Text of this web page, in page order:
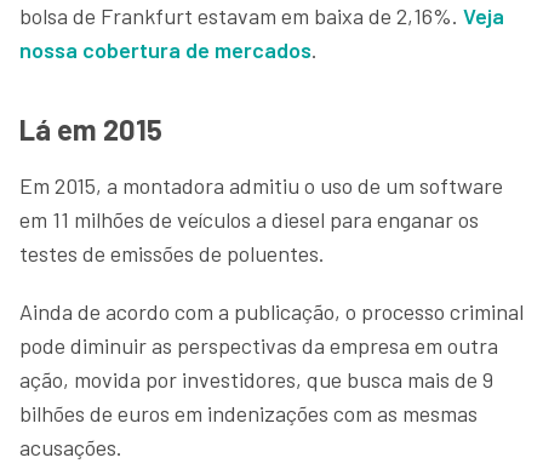
bolsa de Frankfurt estavam em baixa de 2,16%. Veja
nossa cobertura de mercados.
Lá em 2015
Em 2015, a montadora admitiu o uso de um software
em 11 milhões de veículos a diesel para enganar os
testes de emissões de poluentes.
Ainda de acordo com a publicação, o processo criminal
pode diminuir as perspectivas da empresa em outra
ação, movida por investidores, que busca mais de 9
bilhões de euros em indenizações com as mesmas
acusações.